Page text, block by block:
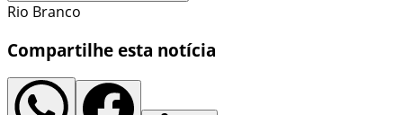
Rio Branco
Compartilhe esta notícia